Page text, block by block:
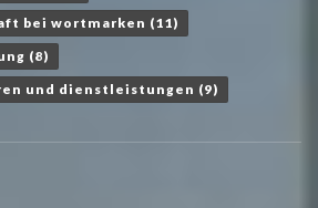
bei wortmarken (11)
(8)
und dienstleistungen (9)